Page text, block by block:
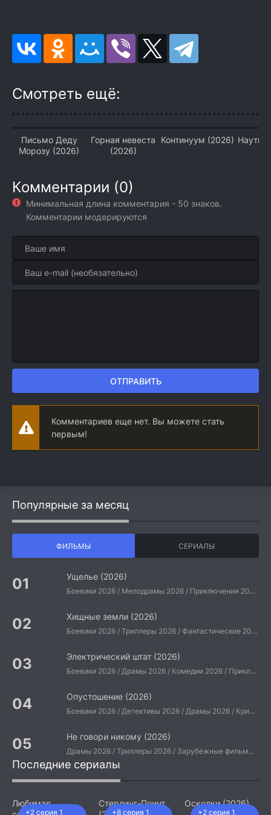
Смотреть ещё:
Письмо Деду
Морозу (2026)
Горная невеста
(2026)
Континуум (2026)
Комментарии (0)
Минимальная длина комментария - 50 знаков.
Комментарии модерируются
ОТПРАВИТЬ
Комментариев еще нет. Вы можете стать
первым!
Популярные за месяц
ФИЛЬМЫ СЕРИАЛЫ
Ущелье (2026)
Боевики 2026 / Мелодрамы 2026 / Приключения 2026 / Ужасы 2026 / Фантастические 2026 / Зарубежные фильмы 2026 / Американские фильмы / Фильмы 2026
Хищные земли (2026)
Боевики 2026 / Триллеры 2026 / Фантастические 2026 / Зарубежные фильмы 2026 / Американские фильмы / Фильмы 2026
Электрический штат (2026)
Боевики 2026 / Драмы 2026 / Комедии 2026 / Приключения 2026 / Фантастические 2026 / Зарубежные фильмы 2026 / Американские фильмы / Фильмы 2026
Опустошение (2026)
Боевики 2026 / Детективы 2026 / Драмы 2026 / Криминальные фильмы 2026 / Триллеры 2026 / Зарубежные фильмы 2026 / Американские фильмы / Фильмы 2026
Не говори никому (2026)
Драмы 2026 / Триллеры 2026 / Зарубежные фильмы 2026 / Американские фильмы / Фильмы 2026
Последние сериалы
+2 серия 1
Любимая
+8 серия 1
Стерлинг-Поинт
+2 серия 1
Осколки (2026)